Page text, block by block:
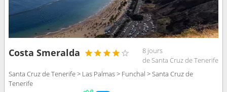
Costa Smeralda
8 jours
de Santa Cruz de Tenerife
Santa Cruz de Tenerife > Las Palmas > Funchal > Santa Cruz de
Tenerife